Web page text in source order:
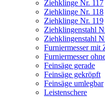
Ziehklinge Nr. 117
Ziehklinge Nr. 118
Ziehklinge Nr. 119
Ziehklingenstahl
Ziehklingenstahl
Furniermesser mit
Furniermesser
Feinsäge gerade
Feinsäge gekröpft
Feinsäge umlegbar
Leistenschere